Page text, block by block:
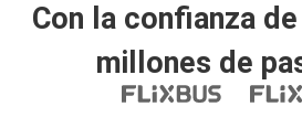
Con la confianza
millones de